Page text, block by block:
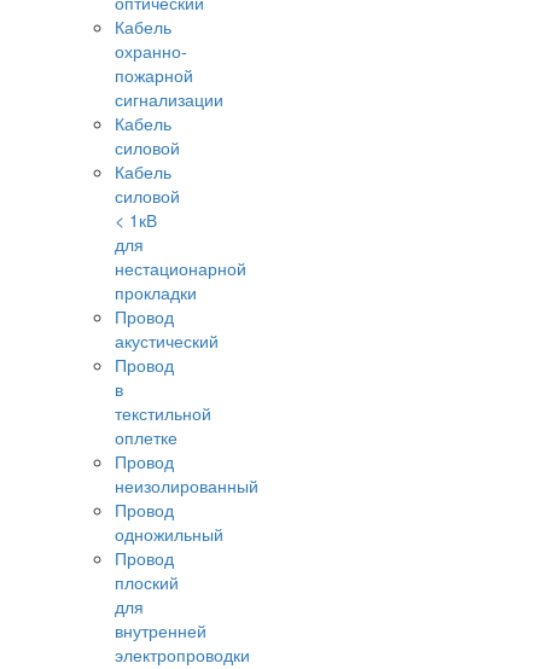
Кабель
охранно-
пожарной
сигнализации
Кабель
силовой
Кабель
силовой
< 1кВ
для
нестационарной
прокладки
Провод
акустический
Провод
в
текстильной
оплетке
Провод
неизолированный
Провод
одножильный
Провод
плоский
для
внутренней
электропроводки